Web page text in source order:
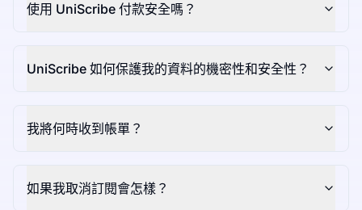
使用 UniScribe 付款安全嗎？
UniScribe 如何保護我的資料的機密性和安全性？
我將何時收到帳單？
如果我取消訂閱會怎樣？